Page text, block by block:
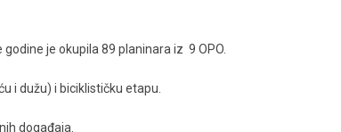
je okupila 89 planinara iz 9 OPO.
i dužu) i biciklističku etapu.
događaja.